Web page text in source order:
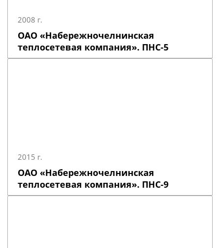
2008 г.
ОАО «Набережночелнинская
теплосетевая компания». ПНС-5
2015 г.
ОАО «Набережночелнинская
теплосетевая компания». ПНС-9